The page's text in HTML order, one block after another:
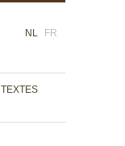
NL FR
TEXTES